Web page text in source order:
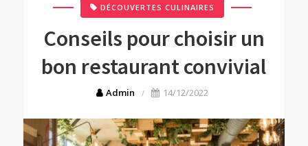
DÉCOUVERTES CULINAIRES
Conseils pour choisir un
bon restaurant convivial
Admin 14/12/2022